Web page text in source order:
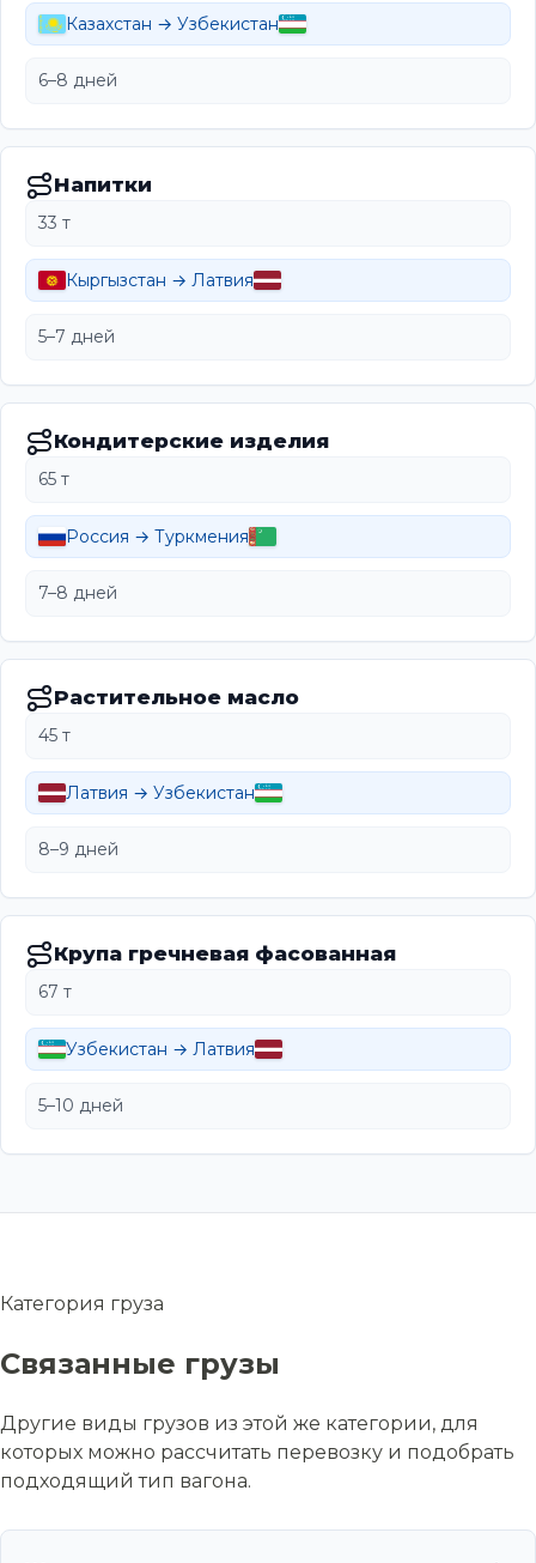
Казахстан → Узбекистан
6–8 дней
Напитки
33 т
Кыргызстан → Латвия
5–7 дней
Кондитерские изделия
65 т
Россия → Туркмения
7–8 дней
Растительное масло
45 т
Латвия → Узбекистан
8–9 дней
Крупа гречневая фасованная
67 т
Узбекистан → Латвия
5–10 дней
Категория груза
Связанные грузы
Другие виды грузов из этой же категории, для
которых можно рассчитать перевозку и подобрать
подходящий тип вагона.